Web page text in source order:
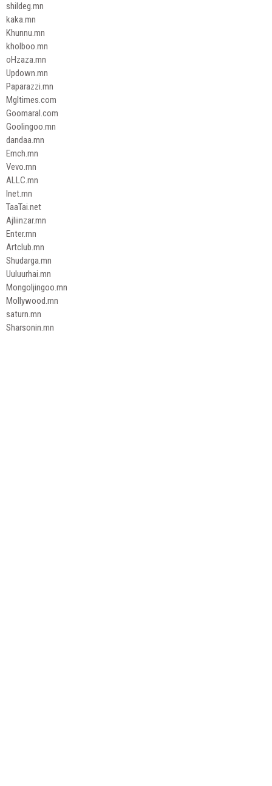
shildeg.mn
kaka.mn
Khunnu.mn
kholboo.mn
oHzaza.mn
Updown.mn
Paparazzi.mn
Mgltimes.com
Goomaral.com
Goolingoo.mn
dandaa.mn
Emch.mn
Vevo.mn
ALLC.mn
Inet.mn
TaaTai.net
Ajliinzar.mn
Enter.mn
Artclub.mn
Shudarga.mn
Uuluurhai.mn
Mongoljingoo.mn
Mollywood.mn
saturn.mn
Sharsonin.mn